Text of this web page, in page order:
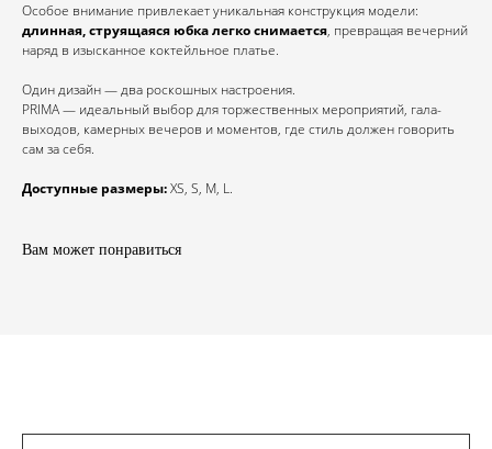
Особое внимание привлекает уникальная конструкция модели:
длинная, струящаяся юбка легко снимается, превращая вечерний
наряд в изысканное коктейльное платье.
Один дизайн — два роскошных настроения.
PRIMA — идеальный выбор для торжественных мероприятий, гала-
выходов, камерных вечеров и моментов, где стиль должен говорить
сам за себя.
Доступные размеры:XS, S, M, L.
Вам может понравиться